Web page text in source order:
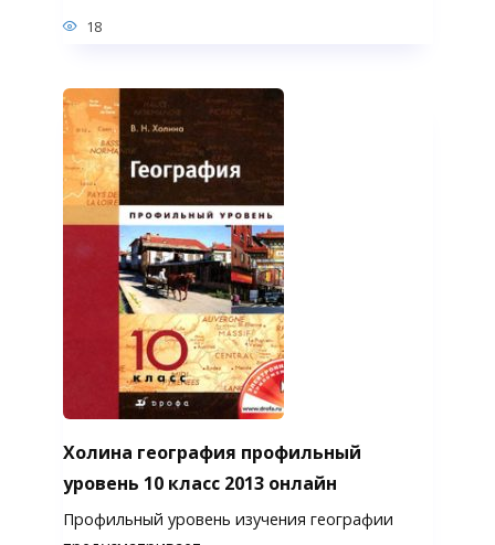
18
Холина география профильный
уровень 10 класс 2013 онлайн
Профильный уровень изучения географии